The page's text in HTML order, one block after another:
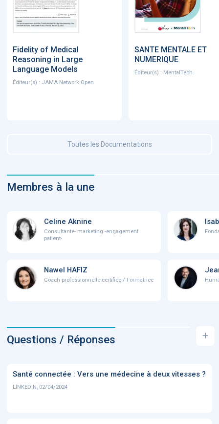
Fidelity of Medical
Reasoning in Large
Language Models
Éditeur(s) : JAMA Network Open
SANTE MENTALE ET
NUMERIQUE
Éditeur(s) : MentalTech
Toutes les Documentations
Membres à la une
Celine Aknine
Consultante- marketing -engagement
patient-
Nawel HAFIZ
Coach professionnelle certifiée / Formatrice
Questions / Réponses +
Santé connectée : Vers une médecine à deux vitesses ?
LINKEDIN, 02/04/2024